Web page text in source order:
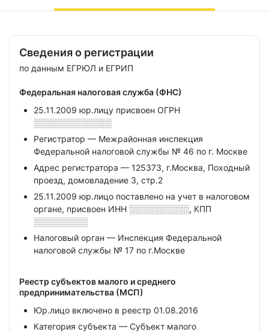
Сведения о регистрации
по данным ЕГРЮЛ и ЕГРИП
Федеральная налоговая служба (ФНС)
25.11.2009 юр.лицу присвоен ОГРН
░░░░░░░░░░░░░
Регистратор — Межрайонная инспекция
Федеральной налоговой службы № 46 по г. Москве
Адрес регистратора — 125373, г.Москва, Походный
проезд, домовладение 3, стр.2
25.11.2009 юр.лицо поставлено на учет в налоговом
органе, присвоен ИНН ░░░░░░░░░░, КПП
░░░░░░░░░
Налоговый орган — Инспекция Федеральной
налоговой службы № 17 по г.Москве
Реестр субъектов малого и среднего
предпринимательства (МСП)
Юр.лицо включено в реестр 01.08.2016
Категория субъекта — Субъект малого